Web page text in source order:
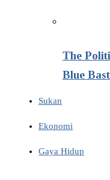
The
Blue
Sukan
Ekonomi
Gaya Hidup